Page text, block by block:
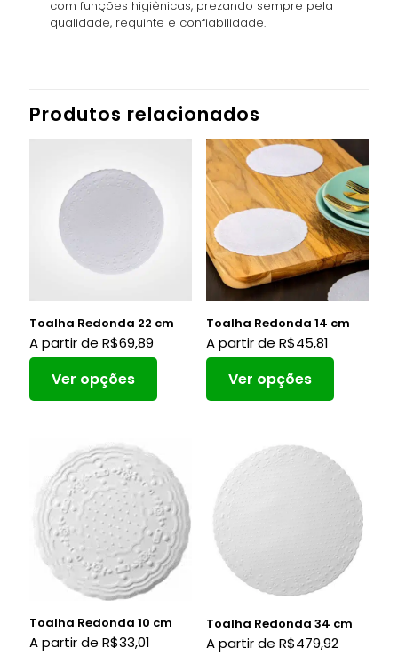
com funções higiênicas, prezando sempre pela
qualidade, requinte e confiabilidade.
Produtos relacionados
Toalha Redonda 22 cm
A partir de R$69,89
Ver opções
Toalha Redonda 14 cm
A partir de R$45,81
Ver opções
Toalha Redonda 10 cm
A partir de R$33,01
Toalha Redonda 34 cm
A partir de R$479,92